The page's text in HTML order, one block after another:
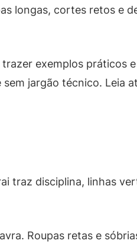
longas, cortes retos e
exemplos práticos
jargão técnico. Leia
traz disciplina, linhas
Roupas retas e